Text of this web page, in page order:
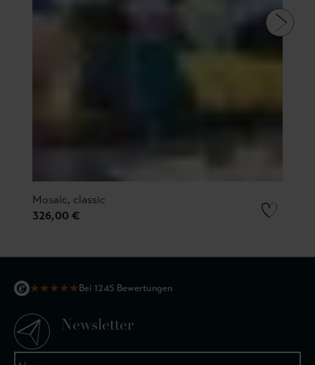
Mosaic, classic
326,00 €
★★★★★Bei 1245 Bewertungen
Newsletter